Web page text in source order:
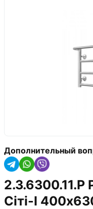
Дополнительный
Сіті-I